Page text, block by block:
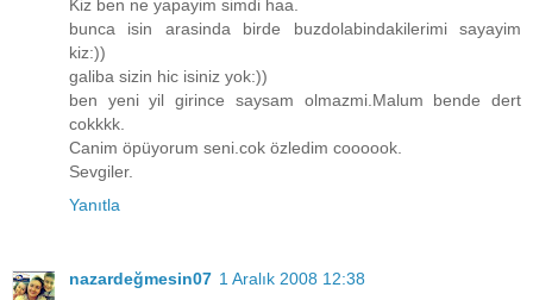
Kiz ben ne yapayim simdi haa.
bunca isin arasinda birde buzdolabindakilerimi sayayim
kiz:))
galiba sizin hic isiniz yok:))
ben yeni yil girince saysam olmazmi.Malum bende dert
cokkkk.
Canim öpüyorum seni.cok özledim coooook.
Sevgiler.
Yanıtla
nazardeğmesin07 1 Aralık 2008 12:38